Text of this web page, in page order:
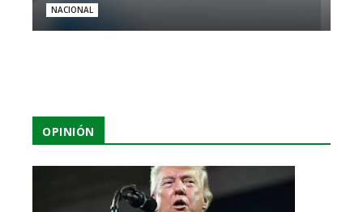
NACIONAL
OPINIÓN